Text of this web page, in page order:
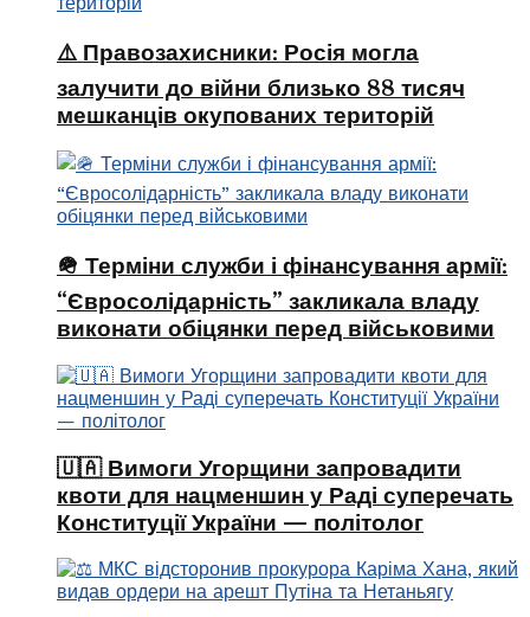
⚠️ Правозахисники: Росія могла
залучити до війни близько 88 тисяч
мешканців окупованих територій
🪖 Терміни служби і фінансування армії:
“Євросолідарність” закликала владу
виконати обіцянки перед військовими
🇺🇦 Вимоги Угорщини запровадити
квоти для нацменшин у Раді суперечать
Конституції України — політолог